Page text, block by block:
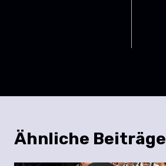
Ähnliche Beiträge